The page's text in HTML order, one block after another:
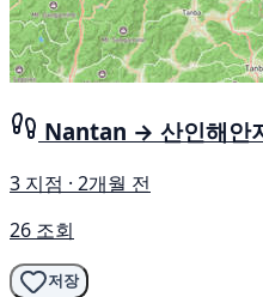
Nantan → 산인해안
3 지점 · 2개월 전
26 조회
저장